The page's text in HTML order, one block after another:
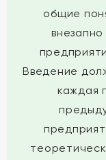
общие
Введение
каждая